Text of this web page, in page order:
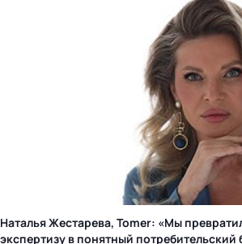
Наталья Жестарева, Tomer: «Мы
экспертизу в понятный потребительский